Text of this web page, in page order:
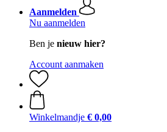
Aanmelden
Nu aanmelden
Ben je nieuw hier?
Account aanmaken
Winkelmandje € 0,00